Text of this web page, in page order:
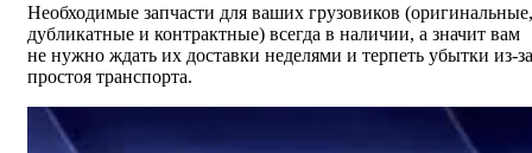
Необходимые запчасти для ваших грузовиков (оригинальные,
дубликатные и контрактные) всегда в наличии, а значит вам
не нужно ждать их доставки неделями и терпеть убытки из-за
простоя транспорта.